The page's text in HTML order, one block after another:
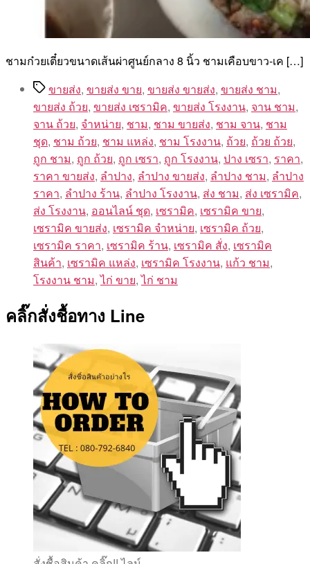
ชามก๋วยเตี๋ยวขนาดเส้นผ่าศูนย์กลาง 8 นิ้ว ชามเคือบขาว-เค […]
Tagsขายส่ง, ขายส่ง ขาย, ขายส่ง ขายส่ง, ขายส่ง ชาม,
ขายส่ง ถ้วย, ขายส่ง เซรามิค, ขายส่ง โรงงาน, จาน ชาม,
จาน ถ้วย, จำหน่าย, ชาม, ชาม ขายส่ง, ชาม จาน, ชาม
ชุด, ชาม ถ้วย, ชาม แหล่ง, ชาม โรงงาน, ถ้วย, ถ้วย ถ้วย,
ถูก ชาม, ถูก ถ้วย, ถูก เซรา, ถูก โรงงาน, ปาง เซรา, ราคา,
ราคา ขายส่ง, ลำปาง, ลำปาง ขายส่ง, ลำปาง ชาม, ลำปาง
ราคา, ลำปาง ร้าน, ลำปาง โรงงาน, ส่ง ชาม, ส่ง เซรามิค,
ส่ง โรงงาน, ออนไลน์ ชุด, เซรามิค, เซรามิค ขาย,
เซรามิค ขายส่ง, เซรามิค จำหน่าย, เซรามิค ถ้วย,
เซรามิค ราคา, เซรามิค ร้าน, เซรามิค สั่ง, เซรามิค
สินค้า, เซรามิค แหล่ง, เซรามิค โรงงาน, แก้ว ชาม,
โรงงาน ชาม,ไก่ ขาย,ไก่ ชาม
คลิ๊กสั่งชื้อทาง Line